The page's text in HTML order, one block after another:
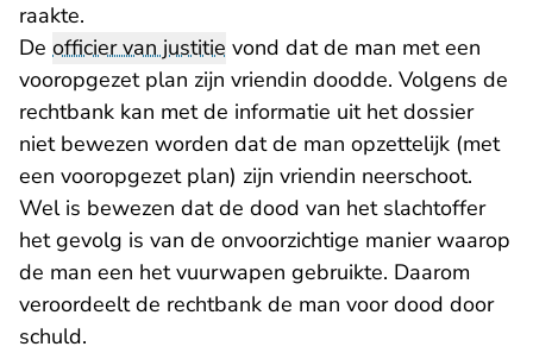
raakte.
De officier van justitie vond dat de man met een
vooropgezet plan zijn vriendin doodde. Volgens de
rechtbank kan met de informatie uit het dossier
niet bewezen worden dat de man opzettelijk (met
een vooropgezet plan) zijn vriendin neerschoot.
Wel is bewezen dat de dood van het slachtoffer
het gevolg is van de onvoorzichtige manier waarop
de man een het vuurwapen gebruikte. Daarom
veroordeelt de rechtbank de man voor dood door
schuld.